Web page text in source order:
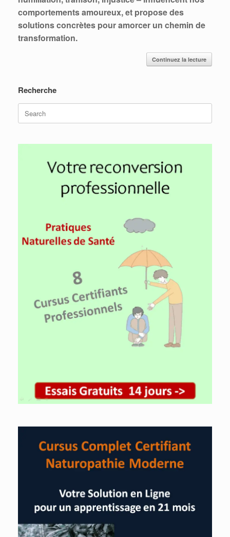
comportements amoureux, et propose des
solutions concrètes pour amorcer un chemin de
transformation.
Continuez la lecture
Recherche
Search
for: